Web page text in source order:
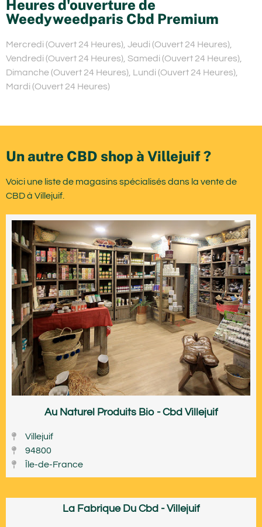
Heures d'ouverture de
Weedyweedparis Cbd Premium
Mercredi (Ouvert 24 Heures), Jeudi (Ouvert 24 Heures),
Vendredi (Ouvert 24 Heures), Samedi (Ouvert 24 Heures),
Dimanche (Ouvert 24 Heures), Lundi (Ouvert 24 Heures),
Mardi (Ouvert 24 Heures)
Un autre CBD shop à Villejuif ?
Voici une liste de magasins spécialisés dans la vente de
CBD à Villejuif.
Au Naturel Produits Bio - Cbd Villejuif
Villejuif
94800
Île-de-France
La Fabrique Du Cbd - Villejuif